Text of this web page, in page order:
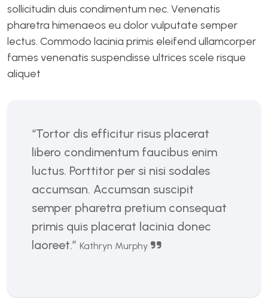
sollicitudin duis condimentum nec. Venenatis
pharetra himenaeos eu dolor vulputate semper
lectus. Commodo lacinia primis eleifend ullamcorper
fames venenatis suspendisse ultrices scele risque
aliquet
“Tortor dis efficitur risus placerat
libero condimentum faucibus enim
luctus. Porttitor per si nisi sodales
accumsan. Accumsan suscipit
semper pharetra pretium consequat
primis quis placerat lacinia donec
laoreet.” Kathryn Murphy